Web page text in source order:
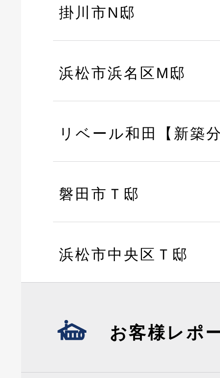
掛川市N邸
浜松市浜名区M邸
リベール和田【新築
磐田市Ｔ邸
浜松市中央区Ｔ邸
お客様レポ